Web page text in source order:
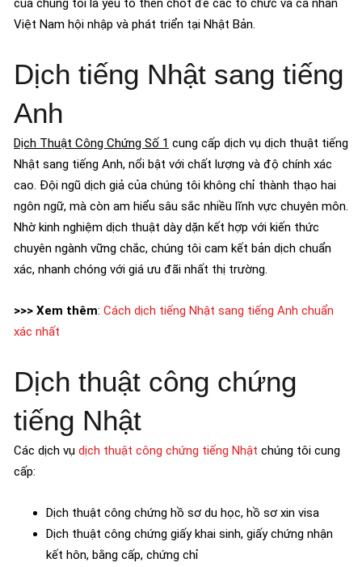
Việt Nam hội nhập và phát triển tại Nhật Bản.
Dịch tiếng Nhật sang tiếng
Anh
Dịch Thuật Công Chứng Số 1 cung cấp dịch vụ dịch thuật tiếng
Nhật sang tiếng Anh, nổi bật với chất lượng và độ chính xác
cao. Đội ngũ dịch giả của chúng tôi không chỉ thành thạo hai
ngôn ngữ, mà còn am hiểu sâu sắc nhiều lĩnh vực chuyên môn.
Nhờ kinh nghiệm dịch thuật dày dặn kết hợp với kiến thức
chuyên ngành vững chắc, chúng tôi cam kết bản dịch chuẩn
xác, nhanh chóng với giá ưu đãi nhất thị trường.
>>> Xem thêm: Cách dịch tiếng Nhật sang tiếng Anh chuẩn
xác nhất
Dịch thuật công chứng
tiếng Nhật
Các dịch vụ dịch thuật công chứng tiếng Nhật chúng tôi cung
cấp:
Dịch thuật công chứng hồ sơ du học, hồ sơ xin visa
Dịch thuật công chứng giấy khai sinh, giấy chứng nhận
kết hôn, bằng cấp, chứng chỉ